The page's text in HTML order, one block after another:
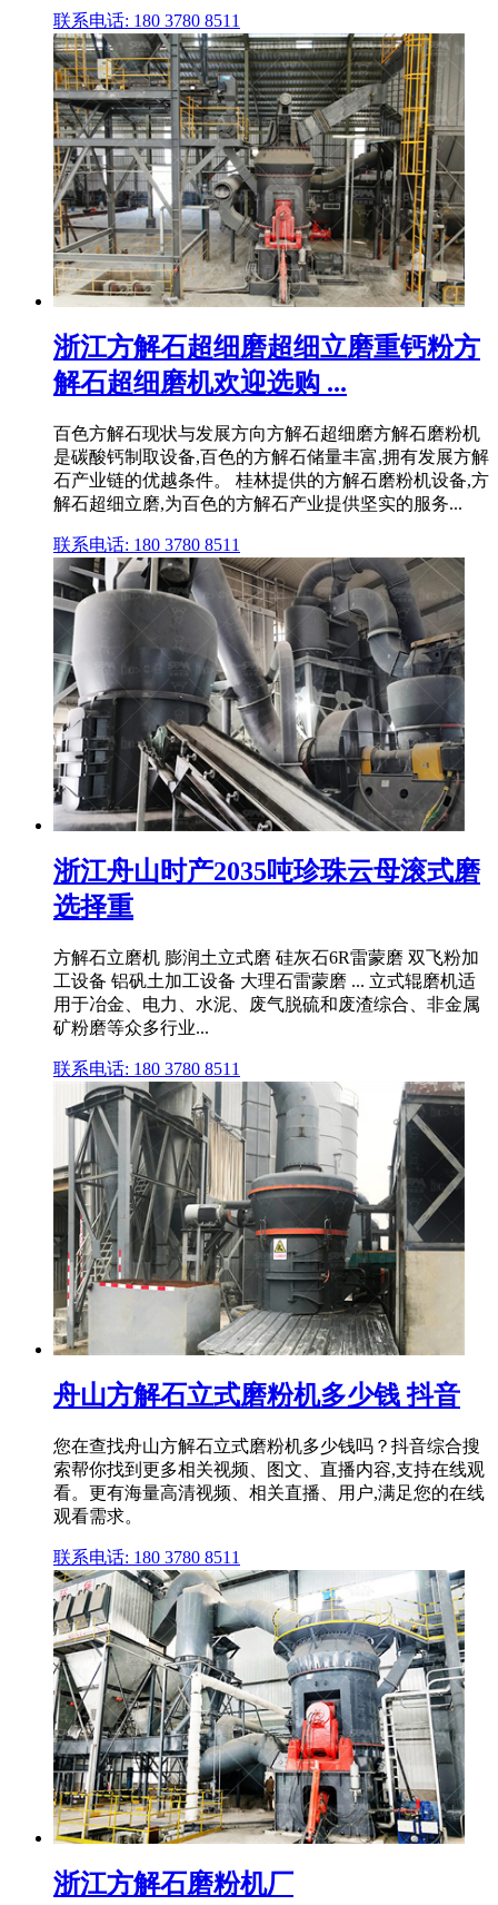
联系电话: 180 3780 8511
浙江方解石超细磨超细立磨重钙粉方
解石超细磨机欢迎选购 ...
百色方解石现状与发展方向方解石超细磨方解石磨粉机
是碳酸钙制取设备,百色的方解石储量丰富,拥有发展方解
石产业链的优越条件。 桂林提供的方解石磨粉机设备,方
解石超细立磨,为百色的方解石产业提供坚实的服务...
联系电话: 180 3780 8511
浙江舟山时产2035吨珍珠云母滚式磨
选择重
方解石立磨机 膨润土立式磨 硅灰石6R雷蒙磨 双飞粉加
工设备 铝矾土加工设备 大理石雷蒙磨 ... 立式辊磨机适
用于冶金、电力、水泥、废气脱硫和废渣综合、非金属
矿粉磨等众多行业...
联系电话: 180 3780 8511
舟山方解石立式磨粉机多少钱 抖音
您在查找舟山方解石立式磨粉机多少钱吗？抖音综合搜
索帮你找到更多相关视频、图文、直播内容,支持在线观
看。更有海量高清视频、相关直播、用户,满足您的在线
观看需求。
联系电话: 180 3780 8511
浙江方解石磨粉机厂